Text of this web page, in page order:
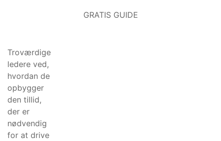
GRATIS GUIDE
Troværdige
ledere ved,
hvordan de
opbygger
den tillid,
der er
nødvendig
for at drive